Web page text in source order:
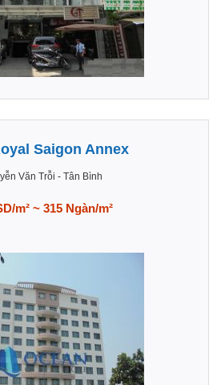
Saigon Annex
Văn Trỗi - Tân Bình
m² ~ 315 Ngàn/m²